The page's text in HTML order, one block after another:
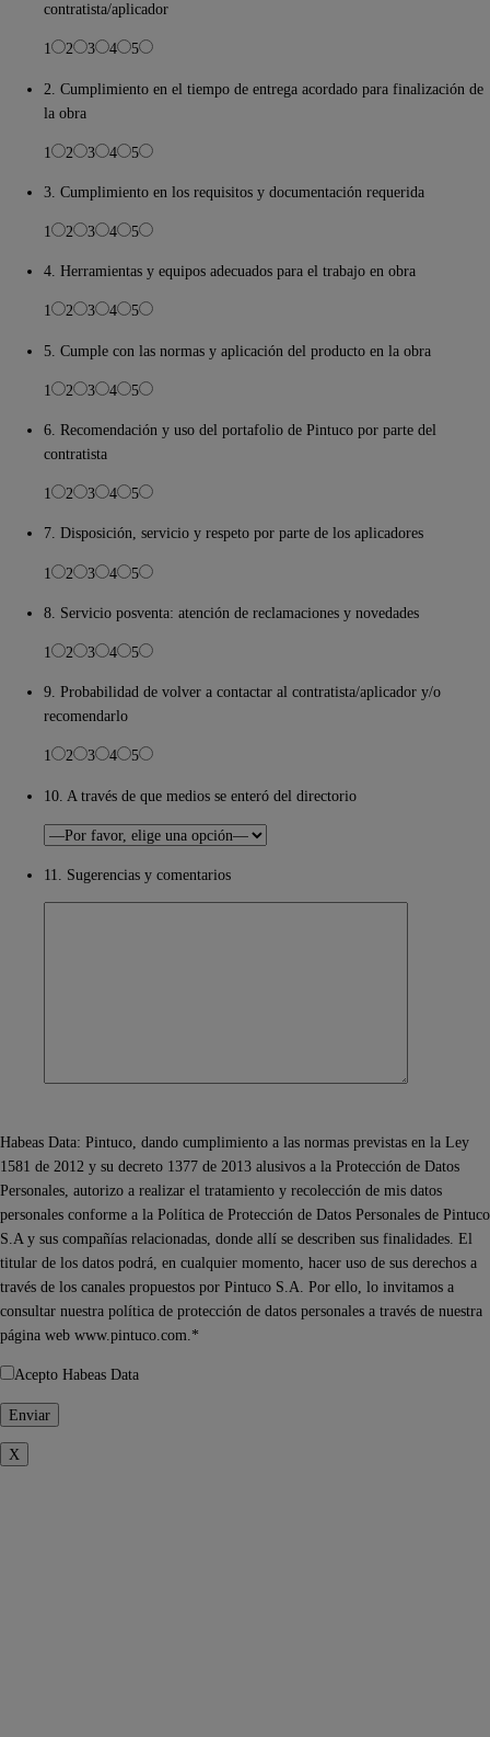
contratista/aplicador
1 2 3 4 5
2. Cumplimiento en el tiempo de entrega acordado para finalización de
la obra
1 2 3 4 5
3. Cumplimiento en los requisitos y documentación requerida
1 2 3 4 5
4. Herramientas y equipos adecuados para el trabajo en obra
1 2 3 4 5
5. Cumple con las normas y aplicación del producto en la obra
1 2 3 4 5
6. Recomendación y uso del portafolio de Pintuco por parte del
contratista
1 2 3 4 5
7. Disposición, servicio y respeto por parte de los aplicadores
1 2 3 4 5
8. Servicio posventa: atención de reclamaciones y novedades
1 2 3 4 5
9. Probabilidad de volver a contactar al contratista/aplicador y/o
recomendarlo
1 2 3 4 5
10. A través de que medios se enteró del directorio
11. Sugerencias y comentarios
Habeas Data: Pintuco, dando cumplimiento a las normas previstas en la Ley
1581 de 2012 y su decreto 1377 de 2013 alusivos a la Protección de Datos
Personales, autorizo a realizar el tratamiento y recolección de mis datos
personales conforme a la Política de Protección de Datos Personales de Pintuco
S.A y sus compañías relacionadas, donde allí se describen sus finalidades. El
titular de los datos podrá, en cualquier momento, hacer uso de sus derechos a
través de los canales propuestos por Pintuco S.A. Por ello, lo invitamos a
consultar nuestra política de protección de datos personales a través de nuestra
página web www.pintuco.com.*
Acepto Habeas Data
X